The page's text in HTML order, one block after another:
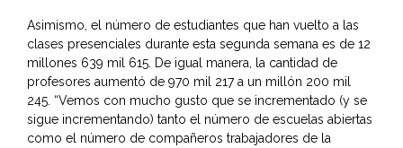
Asimismo, el número de estudiantes que han vuelto a las
clases presenciales durante esta segunda semana es de 12
millones 639 mil 615. De igual manera, la cantidad de
profesores aumentó de 970 mil 217 a un millón 200 mil
245. “Vemos con mucho gusto que se incrementado (y se
sigue incrementando) tanto el número de escuelas abiertas
como el número de compañeros trabajadores de la